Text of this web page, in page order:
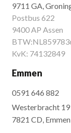
9711 GA,
Postbus 622
9400 AP Assen
KvK: 74132849
Emmen
0591 646 882
Westerbracht 19
7821 CD, Emmen